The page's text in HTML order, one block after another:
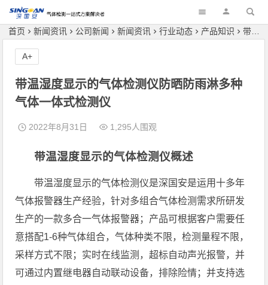
深国安
首页 新闻资讯 公司新闻 新闻资讯 行业动态 产品知识 带温湿度显示的气体检测仪防晒防雨淋多种气体一体式检测仪
带温湿度显示的气体检测仪防晒防雨淋多种
气体一体式检测仪
2022年8月31日 1,295人围观
带温湿度显示的气体检测仪概述
带温湿度显示的气体检测仪是深国安是运用十多年
气体报警器生产经验，针对多组合气体检测需求所研发
生产的一款多合一气体报警器；产品可根据客户需要任
意搭配1-6种气体组合，气体种类不限，检测量程不限，
采样方式不限；实时在线监测，超标自动声光报警，并
可通过内置继电器自动联动设备，排除险情；并支持选
A+